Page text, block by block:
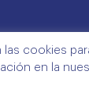
las cookies
en la